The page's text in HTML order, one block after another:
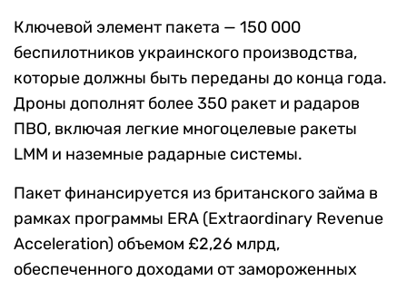
Ключевой элемент пакета — 150 000
беспилотников украинского производства,
которые должны быть переданы до конца года.
Дроны дополнят более 350 ракет и радаров
ПВО, включая легкие многоцелевые ракеты
LMM и наземные радарные системы.
Пакет финансируется из британского займа в
рамках программы ERA (Extraordinary Revenue
Acceleration) объемом £2,26 млрд,
обеспеченного доходами от замороженных